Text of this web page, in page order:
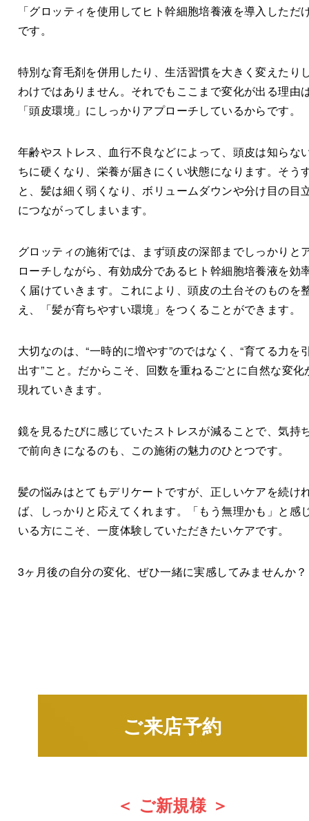
「グロッティを使用してヒト幹細胞培養液を導入しただ
です。
特別な育毛剤を併用したり、生活習慣を大きく変えたり
わけではありません。それでもここまで変化が出る理由
「頭皮環境」にしっかりアプローチしているからです。
年齢やストレス、血行不良などによって、頭皮は知らな
ちに硬くなり、栄養が届きにくい状態になります。そう
と、髪は細く弱くなり、ボリュームダウンや分け目の目
につながってしまいます。
グロッティの施術では、まず頭皮の深部までしっかりと
ローチしながら、有効成分であるヒト幹細胞培養液を効
く届けていきます。これにより、頭皮の土台そのものを
え、「髪が育ちやすい環境」をつくることができます。
大切なのは、“一時的に増やす”のではなく、“育てる力を
出す”こと。だからこそ、回数を重ねるごとに自然な変化
現れていきます。
鏡を見るたびに感じていたストレスが減ることで、気持
で前向きになるのも、この施術の魅力のひとつです。
髪の悩みはとてもデリケートですが、正しいケアを続け
ば、しっかりと応えてくれます。「もう無理かも」と感
いる方にこそ、一度体験していただきたいケアです。
3ヶ月後の自分の変化、ぜひ一緒に実感してみませんか？
ご来店予約
＜ ご新規様 ＞